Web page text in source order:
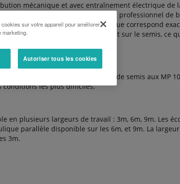
mécanique et avec entraînement électrique de
conçus pour un semis de précision professionnel de
la vitesse périphérique du disque correspond
donc la vitesse n’a aucun effet sur le semis, ce
une précision de profondeur de semis aux MP
conditions les plus difficiles.
en plusieurs largeurs de travail : 3m, 6m, 9m. Les
parallèle disponible sur les 6m, et 9m. La
3m.
sur votre appareil pour améliorer
marketing.
Autoriser tous les cookies